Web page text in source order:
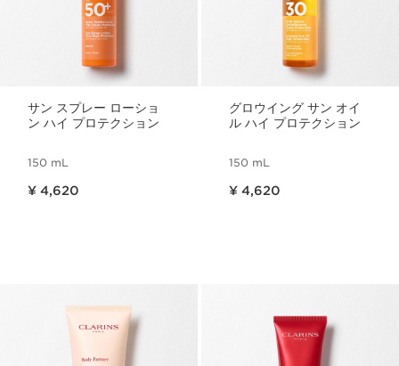
サン スプレー ローショ
ン ハイ プロテクション
150 mL
¥ 4,620
グロウイング サン オイ
ル ハイ プロテクション
150 mL
¥ 4,620